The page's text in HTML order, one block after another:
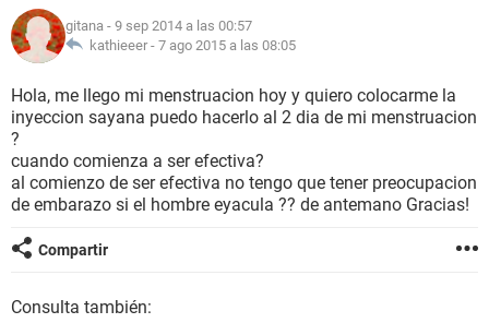
NUTRICIÓN
BIENESTAR
SEXUALIDAD
GLOSARIO
gitana - 9 sep 2014 a las 00:57
kathieeer - 7 ago 2015 a las 08:05
Hola, me llego mi menstruacion hoy y quiero colocarme la
inyeccion sayana puedo hacerlo al 2 dia de mi menstruacion
?
cuando comienza a ser efectiva?
al comienzo de ser efectiva no tengo que tener preocupacion
de embarazo si el hombre eyacula ?? de antemano Gracias!
Compartir
Consulta también: